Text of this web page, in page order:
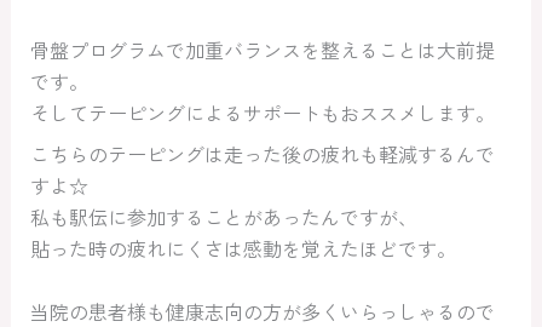
骨盤プログラムで加重バランスを整えることは大前提
です。
そしてテーピングによるサポートもおススメします。
こちらのテーピングは走った後の疲れも軽減するんで
すよ☆
私も駅伝に参加することがあったんですが、
貼った時の疲れにくさは感動を覚えたほどです。
当院の患者様も健康志向の方が多くいらっしゃるので